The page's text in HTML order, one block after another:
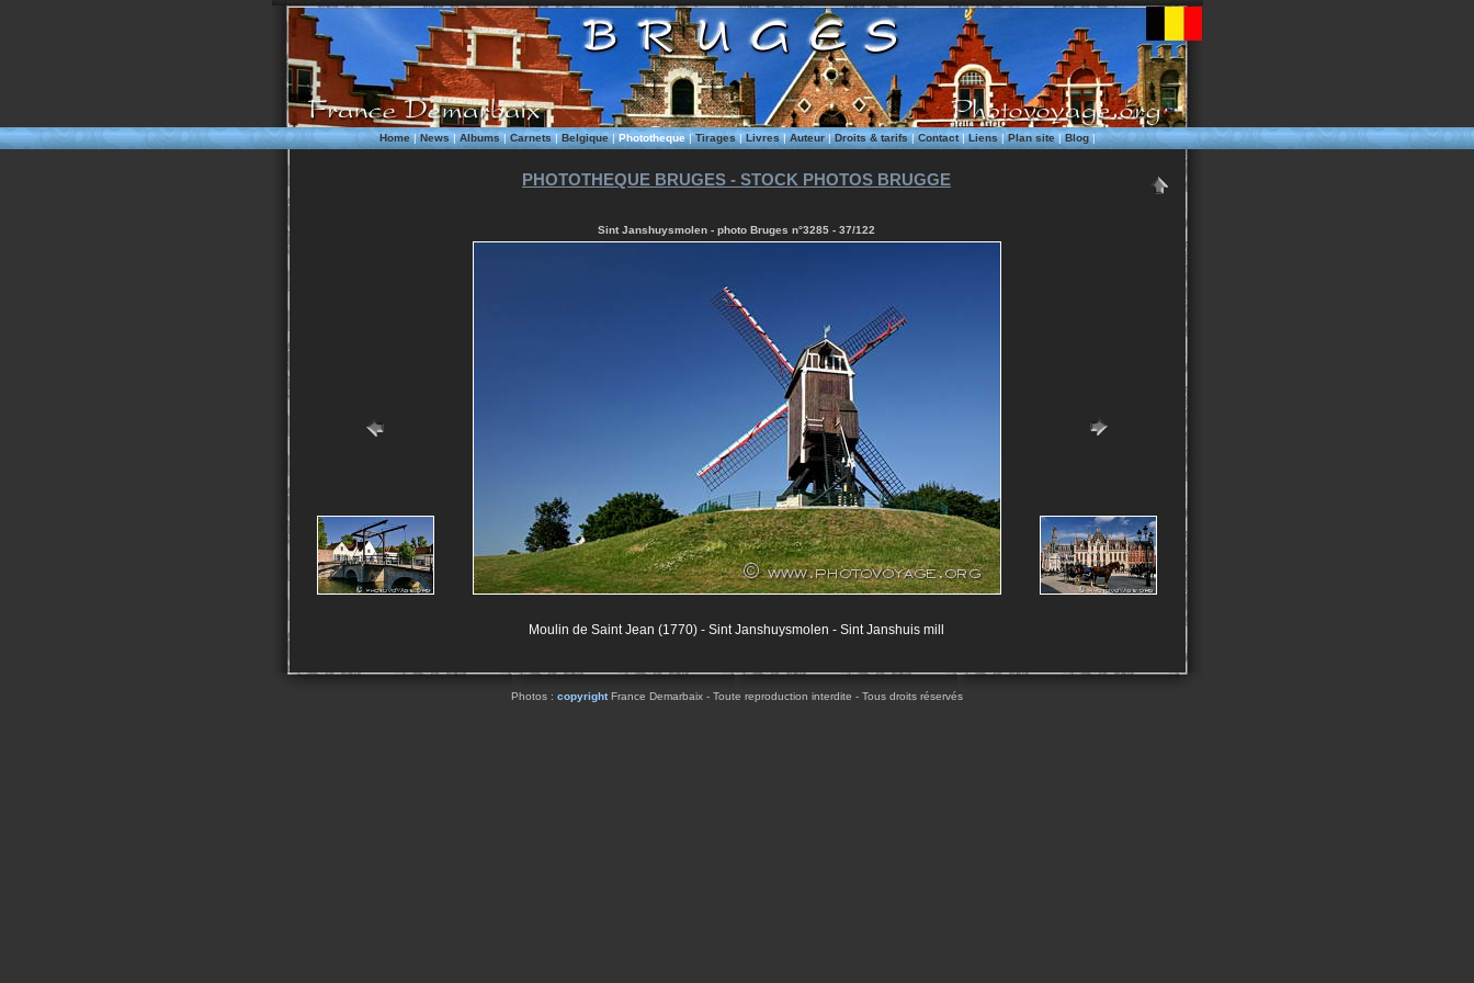
Home|News| Albums| Carnets|Belgique|Phototheque|Tirages|Livres|Auteur|Droits & tarifs|Contact|Liens|Plan site|Blog|
PHOTOTHEQUE BRUGES - STOCK PHOTOS BRUGGE
Sint Janshuysmolen - photo Bruges n°3285 - 37/122
Moulin de Saint Jean (1770) - Sint Janshuysmolen - Sint Janshuis mill
Photos : copyrightFrance Demarbaix - Toute reproduction interdite - Tous droits réservés